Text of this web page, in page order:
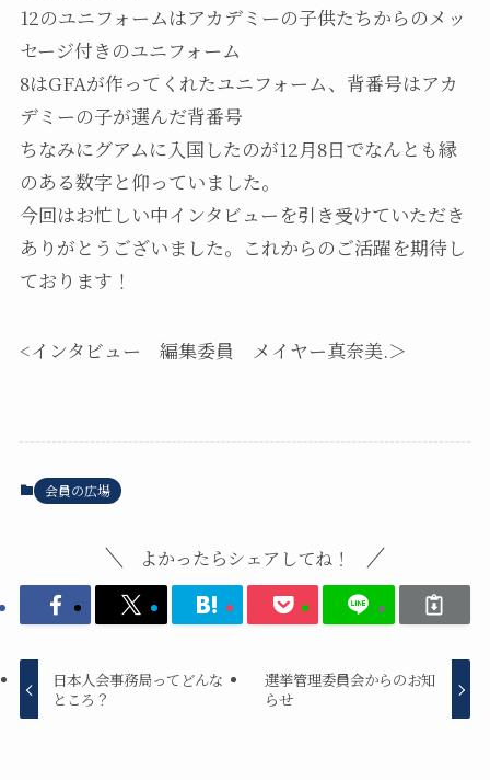
12のユニフォームはアカデミーの子供たちからのメッ
セージ付きのユニフォーム
8はGFAが作ってくれたユニフォーム、背番号はアカ
デミーの子が選んだ背番号
ちなみにグアムに入国したのが12月8日でなんとも縁
のある数字と仰っていました。
今回はお忙しい中インタビューを引き受けていただき
ありがとうございました。これからのご活躍を期待し
ております！
<インタビュー 編集委員 メイヤー真奈美.＞
会員の広場
よかったらシェアしてね！
日本人会事務局ってどんな
ところ？
選挙管理委員会からのお知
らせ